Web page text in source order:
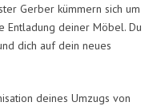
Gerber kümmern sich um
Entladung deiner Möbel. Du
dich auf dein neues
deines Umzugs von